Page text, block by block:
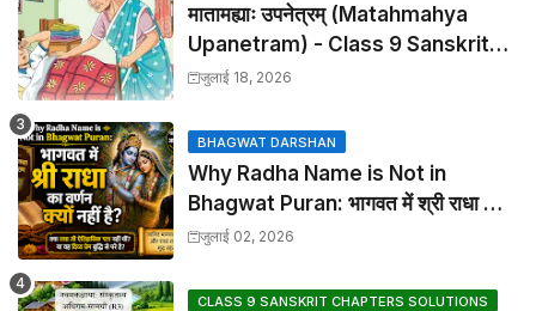
मातामह्याः उपनेत्रम् (Matahmahya
Upanetram) - Class 9 Sanskrit
Chapter 2 Translation &
जुलाई 18, 2026
BHAGWAT DARSHAN
Why Radha Name is Not in
Bhagwat Puran: भागवत में श्री राधा का
वर्णन क्यों नहीं है?
जुलाई 02, 2026
CLASS 9 SANSKRIT CHAPTERS SOLUTIONS